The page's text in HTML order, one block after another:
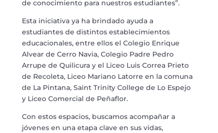
de conocimiento para nuestros estudiantes”.
Esta iniciativa ya ha brindado ayuda a
estudiantes de distintos establecimientos
educacionales, entre ellos el Colegio Enrique
Alvear de Cerro Navia, Colegio Padre Pedro
Arrupe de Quilicura y el Liceo Luis Correa Prieto
de Recoleta, Liceo Mariano Latorre en la comuna
de La Pintana, Saint Trinity College de Lo Espejo
y Liceo Comercial de Peñaflor.
Con estos espacios, buscamos acompañar a
jóvenes en una etapa clave en sus vidas,